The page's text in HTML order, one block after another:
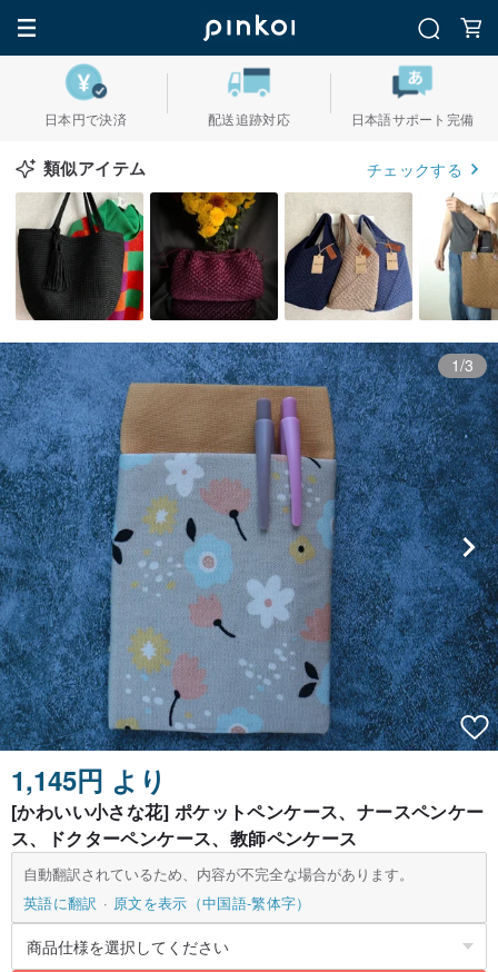
日本円で決済 配送追跡対応 日本語サポート完備
類似アイテム チェックする
1/3
1,145円 より
[かわいい小さな花] ポケットペンケース、ナースペンケー
ス、ドクターペンケース、教師ペンケース
自動翻訳されているため、内容が不完全な場合があります。
英語に翻訳
原文を表示（中国語-繁体字）